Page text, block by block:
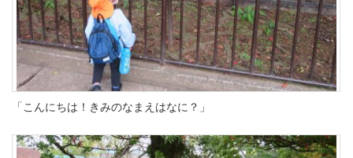
「こんにちは！きみのなまえはなに？」